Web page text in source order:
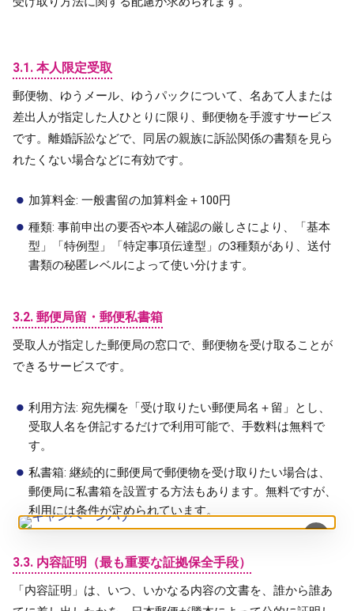
×
3.1. 本人限定受取
郵便物、ゆうメール、ゆうパックについて、名あて人または
差出人が指定した人ひとりに限り、郵便物を手渡すサービス
です。離婚訴訟などで、同居の親族に訴訟関係の書類を見ら
れたくない場合などに有効です。
加算料金: 一般書留の加算料金＋100円
種類: 事前申出の要否や本人確認の厳しさにより、「基本
型」「特例型」「特定事項伝達型」の3種類があり、送付
書類の秘匿レベルによって使い分けます。
3.2. 郵便局留・郵便私書箱
受取人が指定した郵便局の窓口で、郵便物を受け取ることが
できるサービスです。
利用方法: 宛先欄を「受け取りたい郵便局名＋留」とし、
受取人名を併記するだけで利用可能で、手数料は無料で
す。
私書箱: 継続的に郵便局で郵便物を受け取りたい場合は、
郵便局に私書箱を設置する方法もあります。無料ですが、
利用には条件が定められています。
3.3. 内容証明（最も重要な証拠保全手段）
「内容証明」は、いつ、いかなる内容の文書を、誰から誰あ